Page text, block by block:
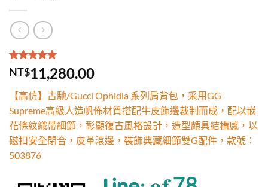
評分5.00 /
5，已有
2
位
分
NT$11,280.00
【高仿】古馳/Gucci Ophidia 系列肩背包，采用GG
Supreme高級人造帆佈材質搭配牛皮飾邊裁制而成，配以嵌
花條紋織帶細節，彰顯復古風格設計，造型頗具結構感，以
磁扣安全閉合，皮革滾邊，裝飾典藏細節雙G配件，款號：
503876